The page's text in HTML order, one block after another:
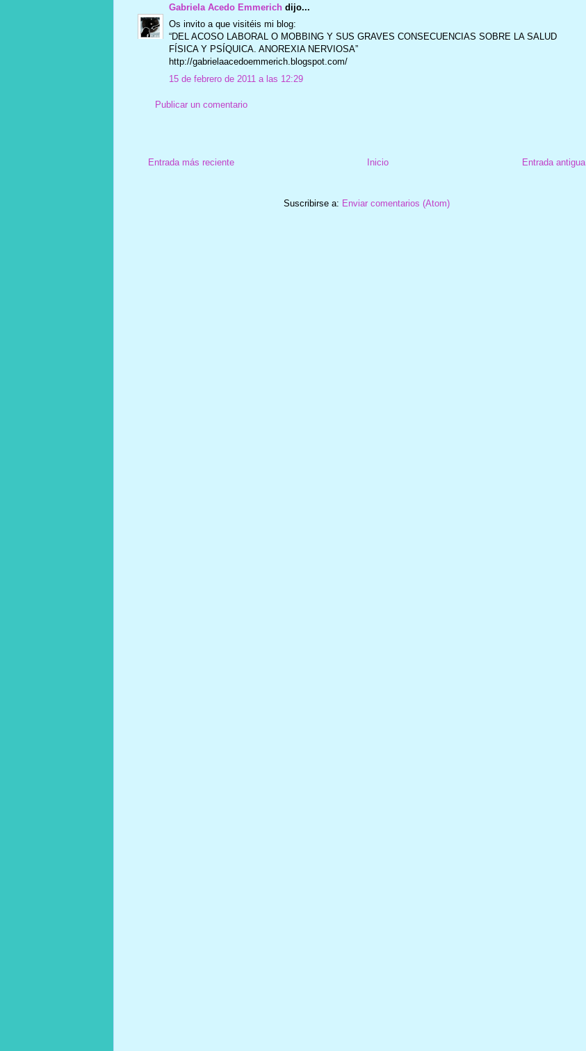
Gabriela Acedo Emmerichdijo...
Os invito a que visitéis mi blog:
“DEL ACOSO LABORAL O MOBBING Y SUS GRAVES CONSECUENCIAS SOBRE LA SALUD
FÍSICA Y PSÍQUICA. ANOREXIA NERVIOSA”
http://gabrielaacedoemmerich.blogspot.com/
15 de febrero de 2011 a las 12:29
Publicar un comentario
Entrada más reciente Entrada antigua
Inicio
Suscribirse a: Enviar comentarios (Atom)